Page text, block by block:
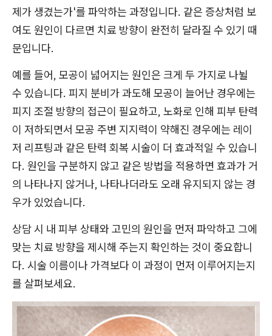
제가 생겼는가'를 파악하는 과정입니다. 같은 증상처럼 보
여도 원인이 다르면 치료 방향이 완전히 달라질 수 있기 때
문입니다.
예를 들어, 모공이 넓어지는 원인은 크게 두 가지로 나뉠
수 있습니다. 피지 분비가 과도해 모공이 늘어난 경우에는
피지 조절 방향의 접근이 필요하고, 노화로 인해 피부 탄력
이 저하되면서 모공 주변 지지력이 약해진 경우에는 레이
저 리프팅과 같은 탄력 회복 시술이 더 효과적일 수 있습니
다. 원인을 구분하지 않고 같은 방법을 적용하면 효과가 거
의 나타나지 않거나, 나타나더라도 오래 유지되지 않는 경
우가 있었습니다.
상담 시 내 피부 상태와 고민의 원인을 먼저 파악하고 그에
맞는 치료 방향을 제시해 주는지 확인하는 것이 중요합니
다. 시술 이름이나 가격보다 이 과정이 먼저 이루어지는지
를 살펴보세요.